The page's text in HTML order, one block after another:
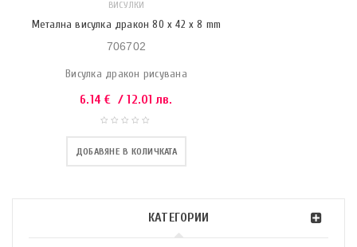
КАТЕГОРИИ
ВИСУЛКИ
Метална висулка дракон 80 x 42 x 8 mm
706702
Висулка дракон рисувана
6.14€ / 12.01 лв.
ДОБАВЯНЕ В КОЛИЧКАТА